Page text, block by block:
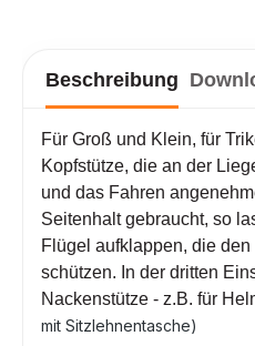
Beschreibung
Für Groß und Klein, für
Kopfstütze, die an der
und das Fahren
Seitenhalt gebraucht, so
Flügel aufklappen, die den
schützen. In der dritten
Nackenstütze - z.B. für
mit Sitzlehnentasche)